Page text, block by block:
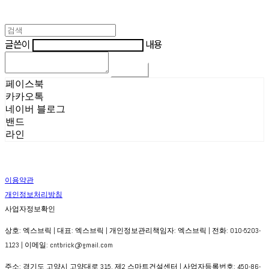
글쓴이 내용
페이스북
카카오톡
네이버 블로그
밴드
라인
이용약관
개인정보처리방침
사업자정보확인
상호: 엑스브릭 | 대표: 엑스브릭 | 개인정보관리책임자: 엑스브릭 | 전화: 010-5203-
1123 | 이메일: cntbrick@gmail.com
주소: 경기도 고양시 고양대로 315, 제2 스마트건설센터 | 사업자등록번호: 450-86-